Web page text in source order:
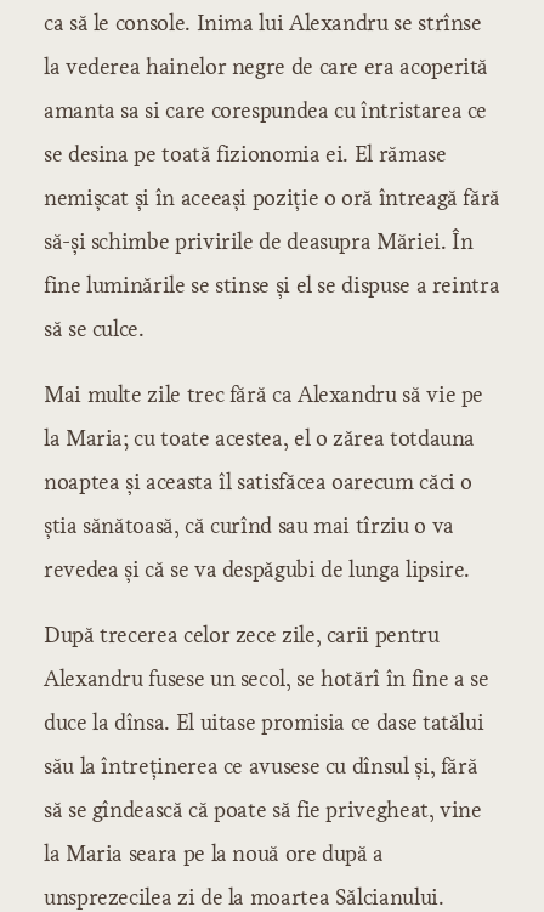
ca să le console. Inima lui Alexandru se strînse
la vederea hainelor negre de care era acoperită
amanta sa si care corespundea cu întristarea ce
se desina pe toată fizionomia ei. El rămase
nemișcat și în aceeași poziție o oră întreagă fără
să-și schimbe privirile de deasupra Măriei. În
fine luminările se stinse și el se dispuse a reintra
să se culce.
Mai multe zile trec fără ca Alexandru să vie pe
la Maria; cu toate acestea, el o zărea totdauna
noaptea și aceasta îl satisfăcea oarecum căci o
știa sănătoasă, că curînd sau mai tîrziu o va
revedea și că se va despăgubi de lunga lipsire.
După trecerea celor zece zile, carii pentru
Alexandru fusese un secol, se hotărî în fine a se
duce la dînsa. El uitase promisia ce dase tatălui
său la întreținerea ce avusese cu dînsul și, fără
să se gîndească că poate să fie privegheat, vine
la Maria seara pe la nouă ore după a
unsprezecilea zi de la moartea Sălcianului.